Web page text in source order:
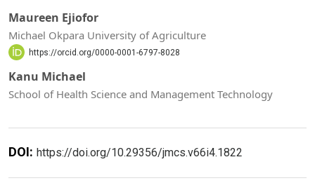
Maureen Ejiofor
Michael Okpara University of Agriculture
https://orcid.org/0000-0001-6797-8028
Kanu Michael
School of Health Science and Management Technology
DOI: https://doi.org/10.29356/jmcs.v66i4.1822